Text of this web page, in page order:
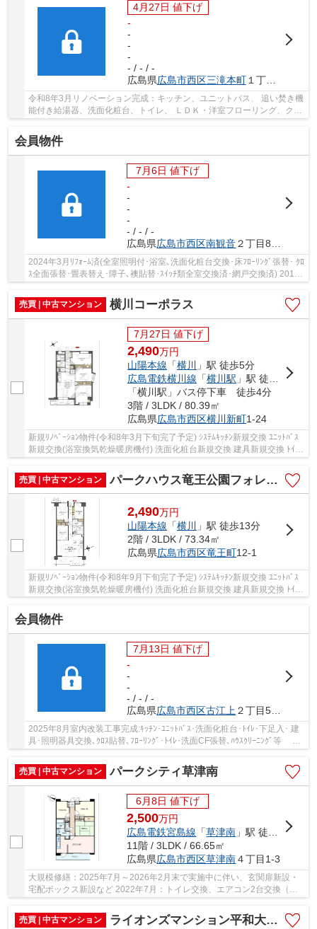
4月27日 値下げ
-
-
-
-
- / - / -
広島県広島市西区三滝本町１丁目32
令和8年3月リノベーション完成：キッチン、ユニットバス、 追い焚き機
能付き給湯器、洗面化粧台、トイレ、 ＬＤＫ・洋室フローリング、クロ
ス全室、玄関収納、エアコン配管、 換気扇他...
会員物件
7月6日 値下げ
-
-
-
-
- / - / -
広島県広島市西区南観音２丁目8-27
2024年3月ﾘﾌｫｰﾑ済(全室照明付･浴室､洗面化粧台交換･床ﾌﾛｰﾘﾝｸﾞ張替･ ｸﾛ
ｽ全面張替･畳表替え･障子､襖貼替･ｽｲｯﾁ類全室交換済･網戸交換済) 2014
年4月ﾄｲﾚ交換 約14.1帖のLDK 和室､ﾘﾋﾞﾝｸﾞﾙｰﾑ､...
売買 | 中古マンション
横川コーポラス
7月27日 値下げ
2,490万円
山陽本線 「横川 」駅 徒歩5分
広島電鉄横川線 「横川駅 」駅 徒歩5分
「横川駅」バス停下車 徒歩4分
3階 / 3LDK / 80.39㎡
広島県広島市西区横川新町1-24
新規ﾘﾉﾍﾞｰｼｮﾝ物件(令和8年3月下旬完了予定) ｼｽﾃﾑｷｯﾁﾝ新規交換 ﾕﾆｯﾄﾊﾞｽ
新規交換(浴室換気乾燥暖房機付) 洗面化粧台新規交換 建具新規交換 ﾄｲﾚ
新規交換 防水ﾊﾟﾝ新規交換 ﾌﾛｰﾘﾝｸﾞ全室張替...
売買 | 中古マンション
パークハウス竜王公園フォレストコート
2,490万円
山陽本線 「横川 」駅 徒歩13分
2階 / 3LDK / 73.34㎡
広島県広島市西区竜王町12-1
新規ﾘﾉﾍﾞｰｼｮﾝ物件(令和8年9月下旬完了予定) ｼｽﾃﾑｷｯﾁﾝ新規交換 ﾕﾆｯﾄﾊﾞｽ
新規交換(浴室換気乾燥暖房機付) 洗面化粧台新規交換 建具新規交換 ﾄｲﾚ
会員物件
7月13日 値下げ
-
-
-
- / - / -
広島県広島市西区古江上２丁目502-7
2025年8月室内改装工事完成:ｷｯﾁﾝ･ﾕﾆｯﾄﾊﾞｽ･洗面化粧台･ﾄｲﾚ･下足入･ 建
具･照明器具交換､ｸﾛｽ貼替､ﾌﾛｰﾘﾝｸﾞ･ﾄｲﾚ･洗面CF張替､ﾊｳｽｸﾘｰﾆﾝｸﾞ等 東
売買 | 中古マンション
パークシティ草津南
6月8日 値下げ
2,500万円
広島電鉄宮島線 「草津南 」駅 徒歩1分
11階 / 3LDK / 66.65㎡
広島県広島市西区草津南４丁目1-3
大規模修繕：2025年7月～2026年2月末で実施中に伴い、玄関扉新設・
宅配ボックス新設など 2022年7月：トイレ交換、エアコン2台交換（リ
売買 | 中古マンション
ライオンズマンション平和大通り第2